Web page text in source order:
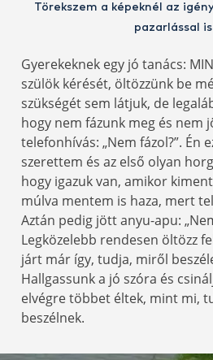
Törekszem a képeknél az
pazarlással
Gyerekeknek egy jó tanács:
szülök kérését, öltözzünk be
szükségét sem látjuk, de
hogy nem fázunk meg és nem
telefonhívás: „Nem fázol?”. Én
szerettem és az első olyan
hogy igazuk van, amikor
múlva mentem is haza, mert
Aztán pedig jött anyu-apu:
Legközelebb rendesen öltözz
járt már így, tudja, miről
Hallgassunk a jó szóra és
elvégre többet éltek, mint mi,
beszélnek.